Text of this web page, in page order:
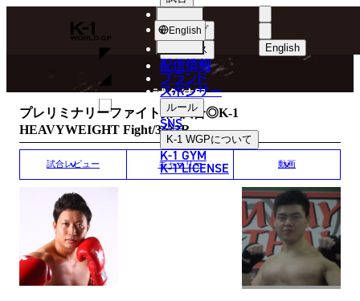
K-
WGP
English
中文（繁體
ไทย
العربية
ショップ
ニュース
配信情報
ブランド
スポンサー
ルール
SNS
K-1 WGPについて
K-1 GYM
K-1 LICENSE
English
MATCH RESULT
試合結果
プレリミナリーファイト第1試合◎K-1
HEAVYWEIGHT Fight/3分3R
試合レビュー ギャラリー 動画